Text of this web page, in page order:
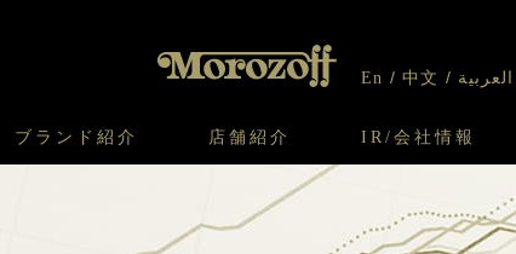
En 中文 العربية
ケーキ
クッキー
チーズケーキのこだわり
焼き菓子のこだわり
ブランド紹介
ガレット・ネージュ
ガレット オ ブール
店舗紹介 IR/会社情報
契約社員・アルバイト採用
オンラインショップについてのお問い合わ
せ